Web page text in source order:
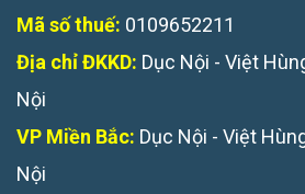
Mã số thuế: 0109652211
Địa chỉ ĐKKD: Dục Nội - Việt
Nội
VP Miền Bắc: Dục Nội - Việt
Nội